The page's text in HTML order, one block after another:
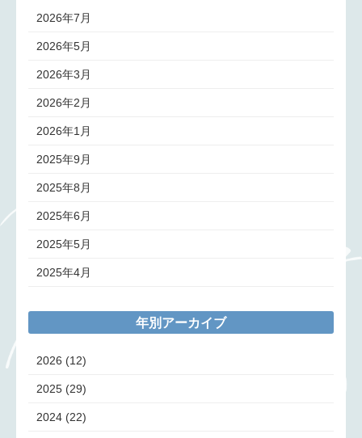
2026年7月
2026年5月
2026年3月
2026年2月
2026年1月
2025年9月
2025年8月
2025年6月
2025年5月
2025年4月
年別アーカイブ
2026 (12)
2025 (29)
2024 (22)